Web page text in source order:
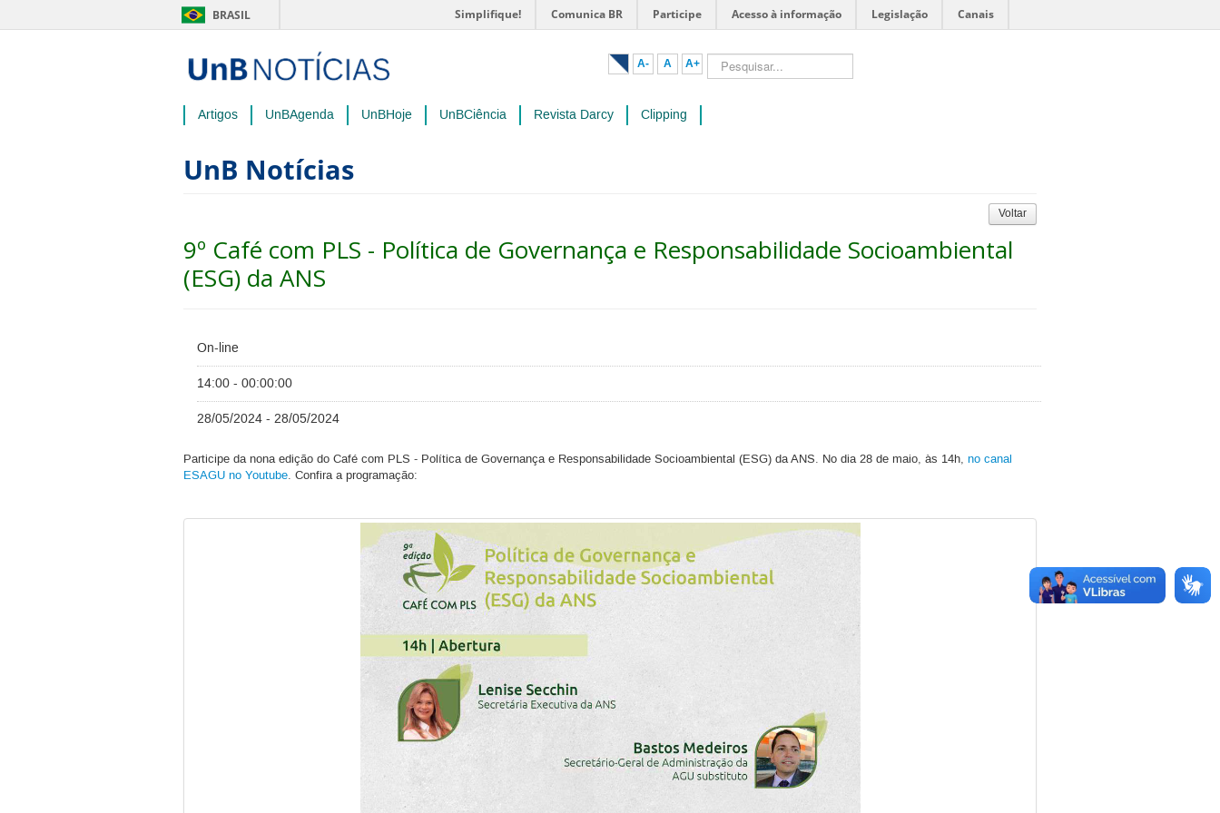
BRASIL Simplifique! Comunica BR Participe Acesso à informação Legislação Canais
A- A A+ Pesquisar...
Artigos UnBAgenda UnBHoje UnBCiência Revista Darcy Clipping
UnB Notícias
Voltar
9º Café com PLS - Política de Governança e Responsabilidade Socioambiental
(ESG) da ANS
On-line
14:00 - 00:00:00
28/05/2024 - 28/05/2024
Participe da nona edição do Café com PLS - Política de Governança e Responsabilidade Socioambiental (ESG) da ANS. No dia 28 de maio, às 14h, no canal
ESAGU no Youtube. Confira a programação: